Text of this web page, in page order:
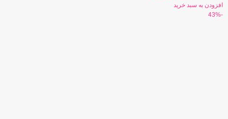
افزودن به سبد خرید
-43%